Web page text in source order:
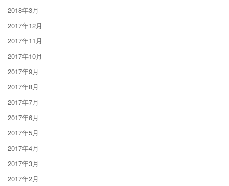
2018年3月
2017年12月
2017年11月
2017年10月
2017年9月
2017年8月
2017年7月
2017年6月
2017年5月
2017年4月
2017年3月
2017年2月